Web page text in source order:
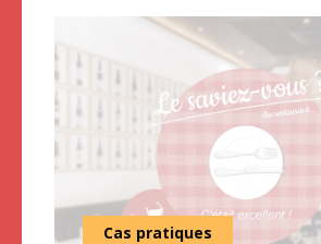
Cas pratiques